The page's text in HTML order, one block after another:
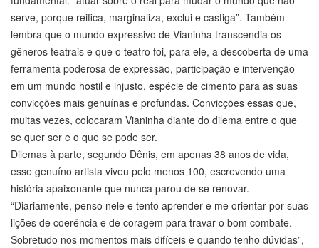
serve, porque reifica, marginaliza, exclui e castiga”. Também
lembra que o mundo expressivo de Vianinha transcendia os
gêneros teatrais e que o teatro foi, para ele, a descoberta de uma
ferramenta poderosa de expressão, participação e intervenção
em um mundo hostil e injusto, espécie de cimento para as suas
convicções mais genuínas e profundas. Convicções essas que,
muitas vezes, colocaram Vianinha diante do dilema entre o que
se quer ser e o que se pode ser.
Dilemas à parte, segundo Dênis, em apenas 38 anos de vida,
esse genuíno artista viveu pelo menos 100, escrevendo uma
história apaixonante que nunca parou de se renovar.
“Diariamente, penso nele e tento aprender e me orientar por suas
lições de coerência e de coragem para travar o bom combate.
Sobretudo nos momentos mais difíceis e quando tenho dúvidas”,